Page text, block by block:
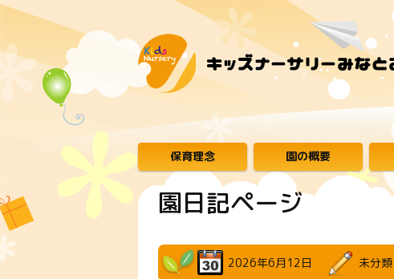
保育理念 園の概要
園日記ページ
2026年6月12日 未分類